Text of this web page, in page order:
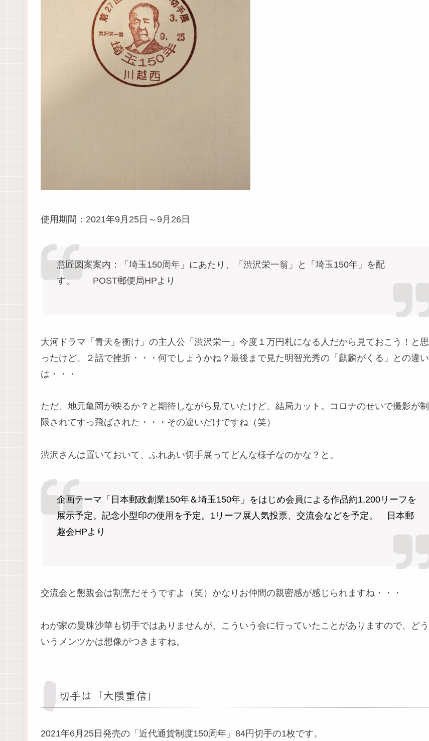
使用期間：2021年9月25日～9月26日
意匠図案案内：「埼玉150周年」にあたり、「渋沢栄一翁」と「埼玉150年」を配
す。 POST郵便局HPより
大河ドラマ「青天を衝け」の主人公「渋沢栄一」今度１万円札になる人だから見ておこう！と思
ったけど、２話で挫折・・・何でしょうかね？最後まで見た明智光秀の「麒麟がくる」との違い
は・・・
ただ、地元亀岡が映るか？と期待しながら見ていたけど、結局カット。コロナのせいで撮影が制
限されてすっ飛ばされた・・・その違いだけですね（笑）
渋沢さんは置いておいて、ふれあい切手展ってどんな様子なのかな？と。
企画テーマ「日本郵政創業150年＆埼玉150年」をはじめ会員による作品約1,200リーフを
展示予定。記念小型印の使用を予定。1リーフ展人気投票、交流会などを予定。 日本郵
趣会HPより
交流会と懇親会は割烹だそうですよ（笑）かなりお仲間の親密感が感じられますね・・・
わが家の曼珠沙華も切手ではありませんが、こういう会に行っていたことがありますので、どう
いうメンツかは想像がつきますね。
切手は「大隈重信」
2021年6月25日発売の「近代通貨制度150周年」84円切手の1枚です。